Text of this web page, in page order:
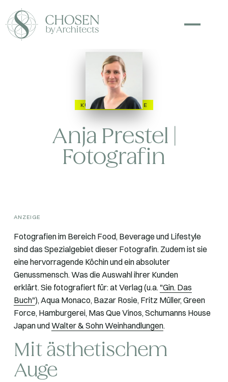
KUNST & FOTOGRAFIE
Anja Prestel |
Fotografin
ANZEIGE
Fotografien im Bereich Food, Beverage und Lifestyle
sind das Spezialgebiet dieser Fotografin. Zudem ist sie
eine hervorragende Köchin und ein absoluter
Genussmensch. Was die Auswahl ihrer Kunden
erklärt. Sie fotografiert für: at Verlag (u.a. "Gin. Das
Buch"), Aqua Monaco, Bazar Rosie, Fritz Müller, Green
Force, Hamburgerei, Mas Que Vinos, Schumanns House
Japan undWalter & Sohn Weinhandlungen.
Mit ästhetischem
Auge